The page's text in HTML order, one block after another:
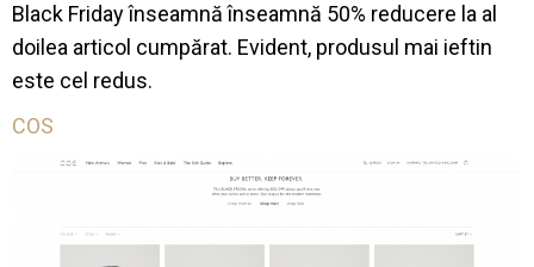
Black Friday înseamnă înseamnă 50% reducere la al
doilea articol cumpărat. Evident, produsul mai ieftin
este cel redus.
COS